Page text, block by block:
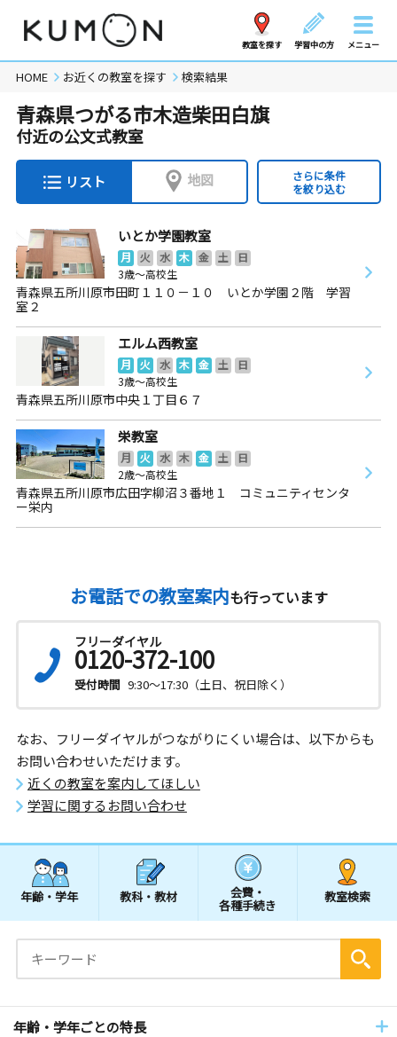
教室を探す 学習中の方 メニュー
HOME お近くの教室を探す 検索結果
青森県つがる市木造柴田白旗
付近の公文式教室
リスト 地図
さらに条件
を絞り込む
いとか学園教室
月 火 水 木 金 土
日
3歳～高校生
青森県五所川原市田町１１０－１０ いとか学園２階 学習
室２
エルム西教室
月 火 水 木 金 土
日
3歳～高校生
青森県五所川原市中央１丁目６７
栄教室
月 火 水 木 金 土
日
2歳～高校生
青森県五所川原市広田字柳沼３番地１ コミュニティセンタ
ー栄内
お電話での教室案内も行っています
フリーダイヤル
0120-372-100
受付時間 9:30～17:30（土日、祝日除く）
なお、フリーダイヤルがつながりにくい場合は、以下からも
お問い合わせいただけます。
近くの教室を案内してほしい
学習に関するお問い合わせ
年齢・学年 教科・教材 会費・
各種手続き
教室検索
年齢・学年ごとの特長